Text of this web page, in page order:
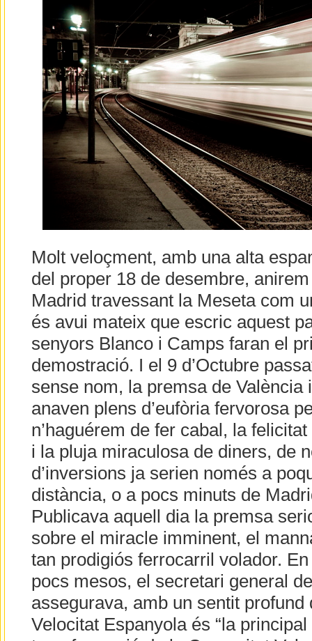
Molt veloçment, amb una alta
del proper 18 de desembre,
Madrid travessant la Meseta com
és avui mateix que escric aquest
senyors Blanco i Camps faran el
demostració. I el 9 d’Octubre
sense nom, la premsa de València
anaven plens d’eufòria fervorosa
n’haguérem de fer cabal, la
i la pluja miraculosa de diners, de
d’inversions ja serien només a
distància, o a pocs minuts de
Publicava aquell dia la premsa
sobre el miracle imminent, el
tan prodigiós ferrocarril volador.
pocs mesos, el secretari general
assegurava, amb un sentit profund
Velocitat Espanyola és “la